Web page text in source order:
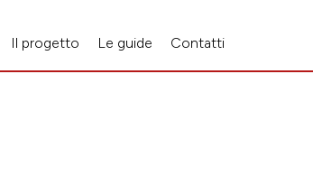
Il progetto Le guide Contatti